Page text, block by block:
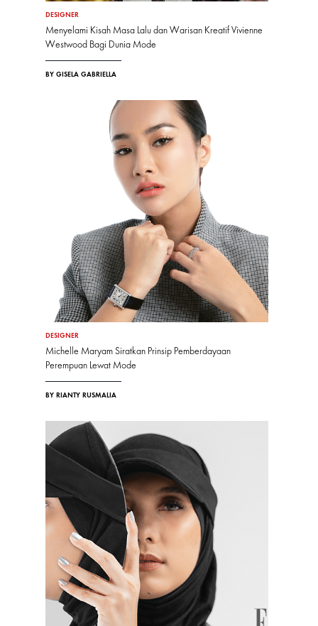
DESIGNER
Menyelami Kisah Masa Lalu dan Warisan Kreatif Vivienne
Westwood Bagi Dunia Mode
BY GISELA GABRIELLA
DESIGNER
Michelle Maryam Siratkan Prinsip Pemberdayaan
Perempuan Lewat Mode
BY RIANTY RUSMALIA